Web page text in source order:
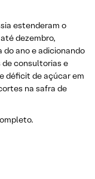
estenderam o
dezembro,
do ano e adicionando
consultorias e
déficit de açúcar em
na safra de